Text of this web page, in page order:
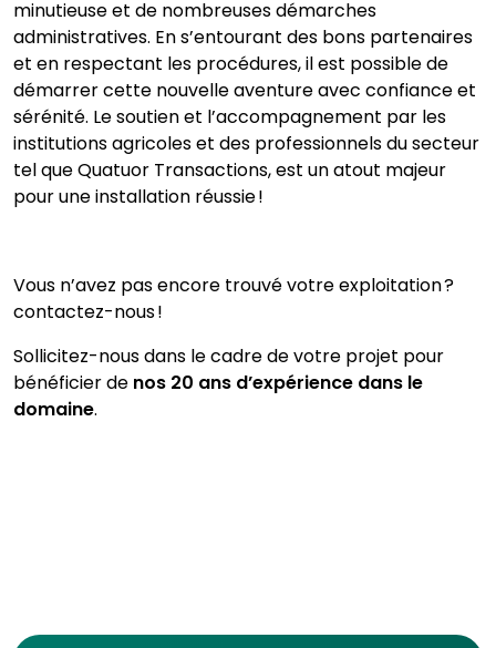
minutieuse et de nombreuses démarches
administratives. En s’entourant des bons partenaires
et en respectant les procédures, il est possible de
démarrer cette nouvelle aventure avec confiance et
sérénité. Le soutien et l’accompagnement par les
institutions agricoles et des professionnels du secteur
tel que Quatuor Transactions, est un atout majeur
pour une installation réussie !
Vous n’avez pas encore trouvé votre exploitation ?
contactez-nous !
Sollicitez-nous dans le cadre de votre projet pour
bénéficier denos 20 ans d’expérience dans le
domaine.